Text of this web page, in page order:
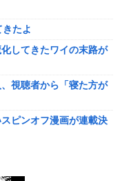
ｗｗｗｗｗｗｗｗｗｗ
部「政権に協力的でな
ッメ「金は？育児は？
のマイナスキャッシュ
きたよ
してきたワイの末路が
視聴者から「寝た方が
ピンオフ漫画が連載決
人増えてるけど、終わ